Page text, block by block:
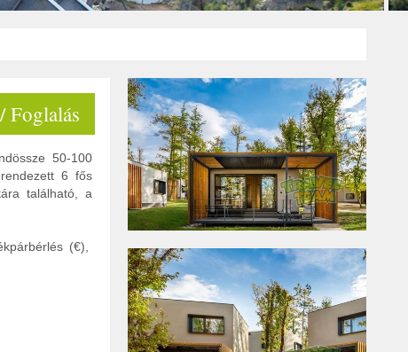
Foglalás
50-100
6 fős
található, a
(€),